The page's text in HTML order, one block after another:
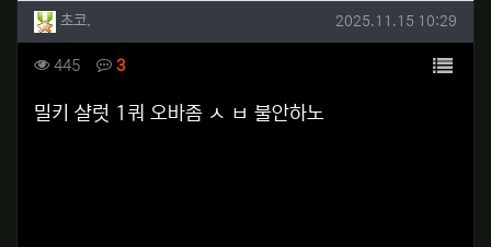
작성자 정보
초코. 작성일
2025.11.15 10:29
컨텐츠 정보
445조회 3댓글 목록
본문
밀키 샬럿 1쿼 오바좀 ㅅ ㅂ 불안하노